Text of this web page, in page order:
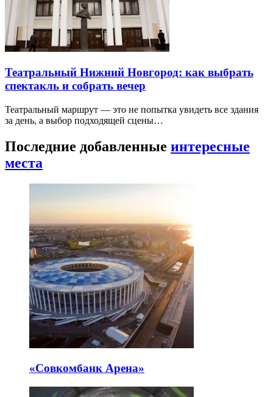
Театральный Нижний Новгород: как выбрать
спектакль и собрать вечер
Театральный маршрут — это не попытка увидеть все здания
за день, а выбор подходящей сцены…
Последние добавленные интересные
места
«Совкомбанк Арена⁠»